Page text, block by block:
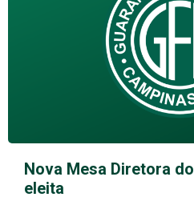
Nova Mesa Diretora
eleita